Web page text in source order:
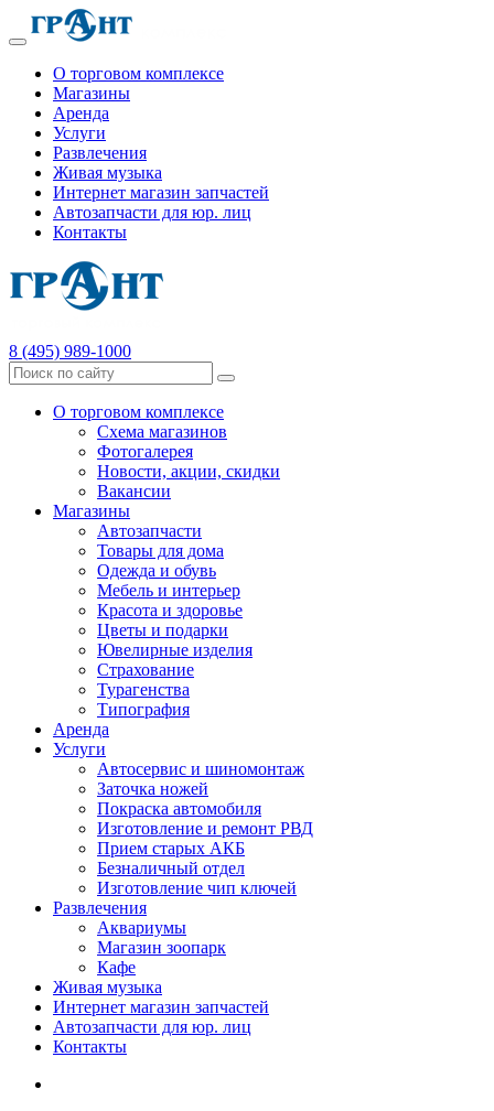
О торговом комплексе
Магазины
Аренда
Услуги
Развлечения
Живая музыка
Интернет магазин запчастей
Автозапчасти для юр. лиц
Контакты
8 (495) 989-1000
О торговом комплексе
Схема магазинов
Фотогалерея
Новости, акции, скидки
Вакансии
Магазины
Автозапчасти
Товары для дома
Одежда и обувь
Мебель и интерьер
Красота и здоровье
Цветы и подарки
Ювелирные изделия
Страхование
Турагенства
Типография
Аренда
Услуги
Автосервис и шиномонтаж
Заточка ножей
Покраска автомобиля
Изготовление и ремонт РВД
Прием старых АКБ
Безналичный отдел
Изготовление чип ключей
Развлечения
Аквариумы
Магазин зоопарк
Кафе
Живая музыка
Интернет магазин запчастей
Автозапчасти для юр. лиц
Контакты